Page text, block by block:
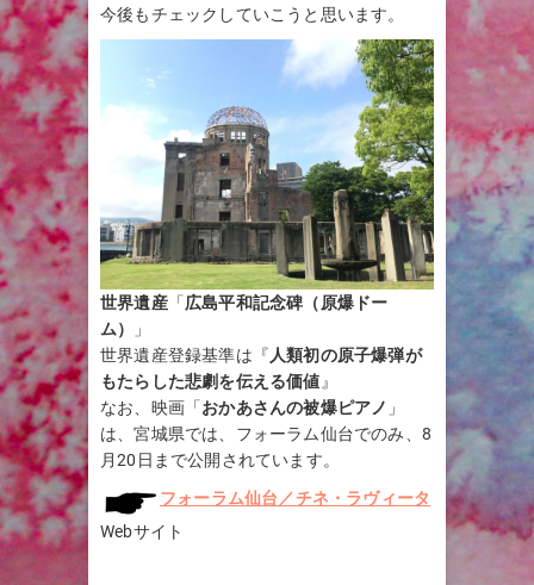
今後もチェックしていこうと思います。
世界遺産「広島平和記念碑（原爆ドー
ム）
」
世界遺産登録基準は『人類初の原子爆弾が
もたらした悲劇を伝える価値』
なお、映画「おかあさんの被爆ピアノ 」
は、宮城県では、フォーラム仙台でのみ、8
月20日まで公開されています。
フォーラム仙台／チネ・ラヴィータ
Webサイト